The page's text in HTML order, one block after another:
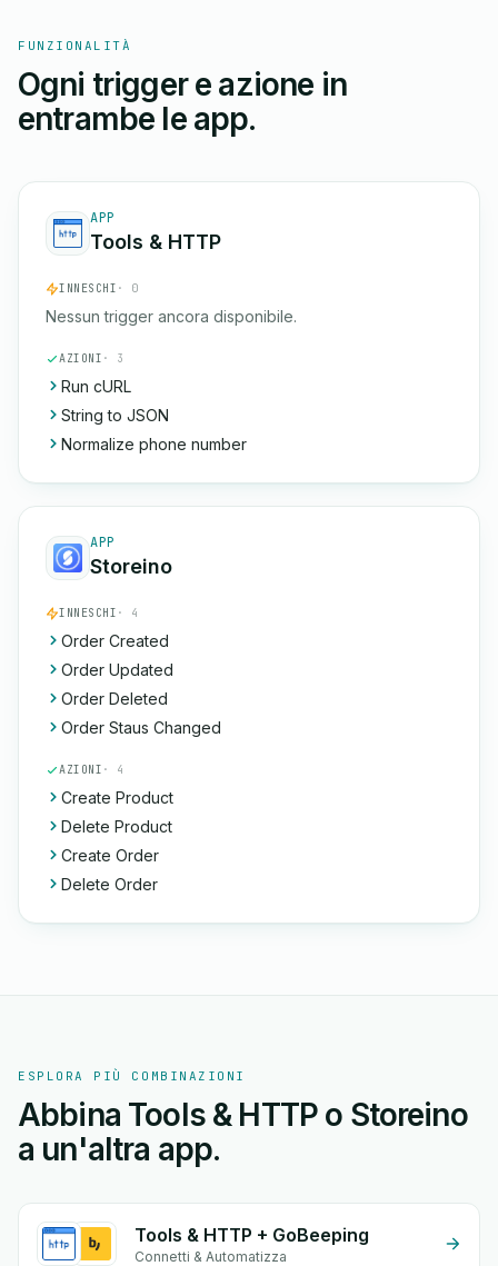
FUNZIONALITÀ
Ogni trigger e azione in
entrambe le app.
APP
Tools & HTTP
INNESCHI · 0
Nessun trigger ancora disponibile.
AZIONI · 3
Run cURL
String to JSON
Normalize phone number
APP
Storeino
INNESCHI · 4
Order Created
Order Updated
Order Deleted
Order Staus Changed
AZIONI · 4
Create Product
Delete Product
Create Order
Delete Order
ESPLORA PIÙ COMBINAZIONI
Abbina Tools & HTTP o Storeino
a un'altra app.
Tools & HTTP + GoBeeping
Connetti & Automatizza